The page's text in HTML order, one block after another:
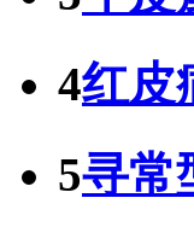
4红皮
5寻常